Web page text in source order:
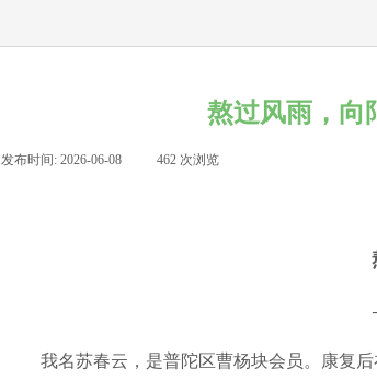
熬过风雨，
发布时间: 2026-06-08 462 次浏览
我名苏春云，是普陀区曹杨块会员。康复